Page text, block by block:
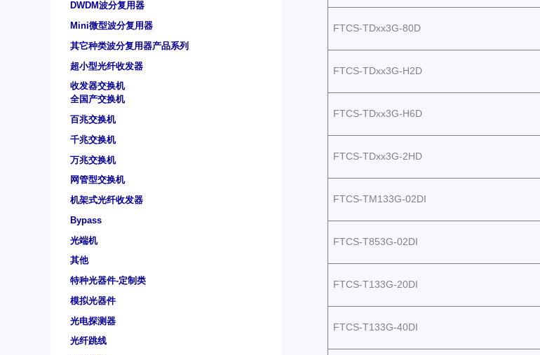
DWDM波分复用器
Mini微型波分复用器
其它种类波分复用器产品系列
超小型光纤收发器
收发器交换机
全国产交换机
百兆交换机
千兆交换机
万兆交换机
网管型交换机
机架式光纤收发器
Bypass
光端机
其他
特种光器件-定制类
模拟光器件
光电探测器
光纤跳线
FTCS-TDxx3G-80D
FTCS-TDxx3G-H2D
FTCS-TDxx3G-H6D
FTCS-TDxx3G-2HD
FTCS-TM133G-02DI
FTCS-T853G-02DI
FTCS-T133G-20DI
FTCS-T133G-40DI